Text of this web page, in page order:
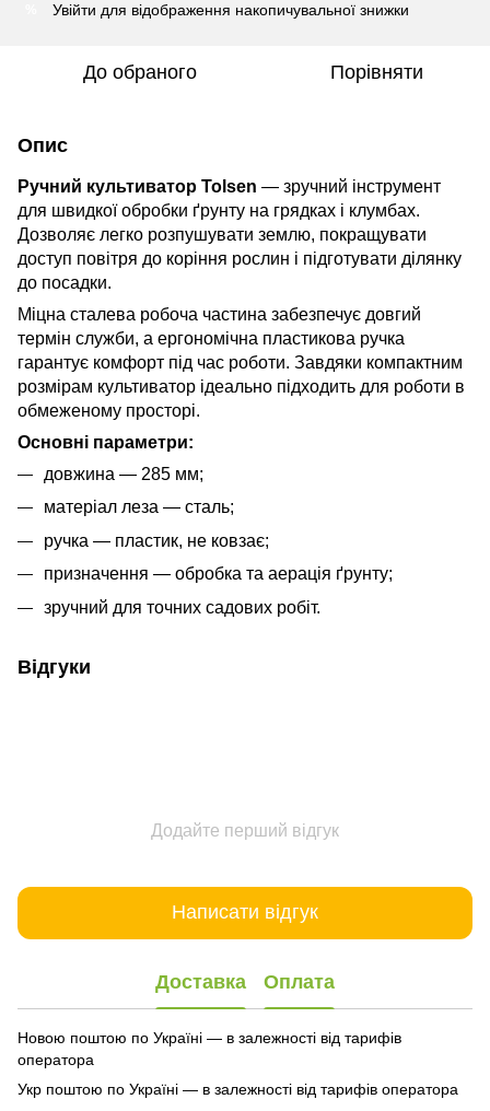
Увійти для відображення накопичувальної знижки
До обраного Порівняти
Опис
Ручний культиватор Tolsen — зручний інструмент
для швидкої обробки ґрунту на грядках і клумбах.
Дозволяє легко розпушувати землю, покращувати
доступ повітря до коріння рослин і підготувати ділянку
до посадки.
Міцна сталева робоча частина забезпечує довгий
термін служби, а ергономічна пластикова ручка
гарантує комфорт під час роботи. Завдяки компактним
розмірам культиватор ідеально підходить для роботи в
обмеженому просторі.
Основні параметри:
довжина — 285 мм;
матеріал леза — сталь;
ручка — пластик, не ковзає;
призначення — обробка та аерація ґрунту;
зручний для точних садових робіт.
Відгуки
Додайте перший відгук
Написати відгук
Доставка Оплата
Новою поштою по Україні — в залежності від тарифів
оператора
Укр поштою по Україні — в залежності від тарифів оператора